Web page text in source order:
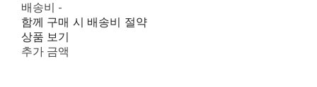
배송비 -
함께 구매 시 배송비 절약
상품 보기
추가 금액